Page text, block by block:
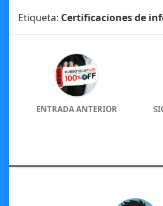
Etiqueta: Certificaciones de
ENTRADA ANTERIOR